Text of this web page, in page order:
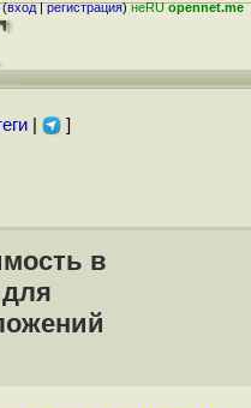
(вход|регистрация)неRUopennet.me
| ]
в